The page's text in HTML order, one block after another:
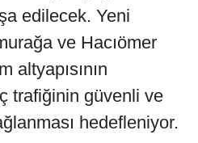
edilecek. Yeni
ve Hacıömer
altyapısının
trafiğinin güvenli ve
hedefleniyor.